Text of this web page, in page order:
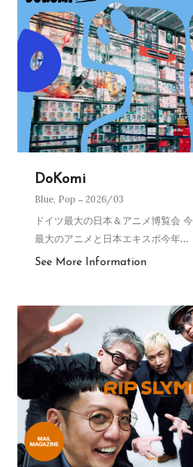
DoKomi
Blue, Pop 2026/03
ドイツ最大の日本＆アニメ博覧会
最大のアニメと日本エキスポ今年…
See More Information